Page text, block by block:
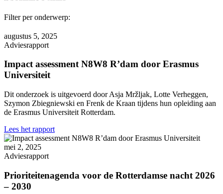
Filter per onderwerp:
augustus 5, 2025
Adviesrapport
Impact assessment N8W8 R’dam door Erasmus
Universiteit
Dit onderzoek is uitgevoerd door Asja Mržljak, Lotte Verheggen,
Szymon Zbiegniewski en Frenk de Kraan tijdens hun opleiding aan
de Erasmus Universiteit Rotterdam.
Lees het rapport
mei 2, 2025
Adviesrapport
Prioriteitenagenda voor de Rotterdamse nacht 2026
– 2030